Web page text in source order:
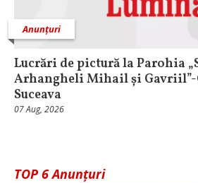
Anunțuri
Lucrări de pictură la Parohia
Arhangheli Mihail și Gavriil”-
Suceava
07 Aug, 2026
TOP 6 Anunțuri